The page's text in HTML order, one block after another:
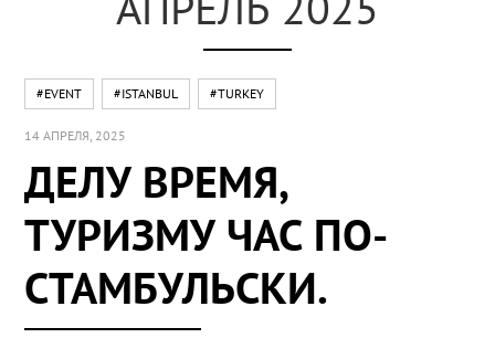
#EVENT #ISTANBUL #TURKEY
14 АПРЕЛЯ, 2025
ДЕЛУ ВРЕМЯ,
ТУРИЗМУ ЧАС ПО-
СТАМБУЛЬСКИ.